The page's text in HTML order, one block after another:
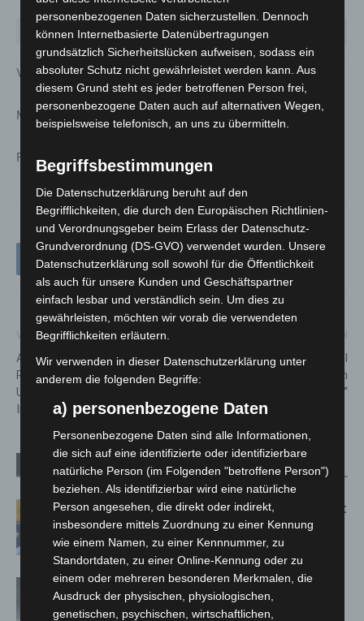
Wennigsen 5 390
Wunstorf
11 1258
Verteilung nach Geschlecht
Männer 48 Prozent
Frauen 52 Prozent
Vorheriger Artikel
Allgemeinverfügung der
Region Hannover nach
Unterschreitung des
Inzidenzwertes von 35
Kultur unterm Sternenhimmel
– „Sommernächte im
Gartentheater“
Verwandte Artikel Mehr vom Autor
Letzte Corona-Schutzmaßnahme läuft
aus
Corona-Verordnung in Niedersachsen
zum 1. März aufgehoben
personenbezogenen Daten sicherzustellen. Dennoch
können Internetbasierte Datenübertragungen
grundsätzlich Sicherheitslücken aufweisen, sodass ein
absoluter Schutz nicht gewährleistet werden kann. Aus
diesem Grund steht es jeder betroffenen Person frei,
personenbezogene Daten auch auf alternativen Wegen,
beispielsweise telefonisch, an uns zu übermitteln.
Begriffsbestimmungen
Die Datenschutzerklärung beruht auf den
Begrifflichkeiten, die durch den Europäischen Richtlinien-
und Verordnungsgeber beim Erlass der Datenschutz-
Grundverordnung (DS-GVO) verwendet wurden. Unsere
Datenschutzerklärung soll sowohl für die Öffentlichkeit
als auch für unsere Kunden und Geschäftspartner
einfach lesbar und verständlich sein. Um dies zu
gewährleisten, möchten wir vorab die verwendeten
Begrifflichkeiten erläutern.
Wir verwenden in dieser Datenschutzerklärung unter
anderem die folgenden Begriffe:
a) personenbezogene Daten
Personenbezogene Daten sind alle Informationen,
die sich auf eine identifizierte oder identifizierbare
natürliche Person (im Folgenden "betroffene Person")
beziehen. Als identifizierbar wird eine natürliche
Person angesehen, die direkt oder indirekt,
insbesondere mittels Zuordnung zu einer Kennung
wie einem Namen, zu einer Kennnummer, zu
Standortdaten, zu einer Online-Kennung oder zu
einem oder mehreren besonderen Merkmalen, die
Ausdruck der physischen, physiologischen,
genetischen, psychischen, wirtschaftlichen,